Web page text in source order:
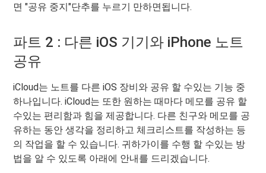
면 "공유 중지"단추를 누르기 만하면됩니다.
파트 2 : 다른 iOS 기기와 iPhone 노트
공유
iCloud는 노트를 다른 iOS 장비와 공유 할 수있는 기능 중
하나입니다. iCloud는 또한 원하는 때마다 메모를 공유 할
수있는 편리함과 힘을 제공합니다. 다른 친구와 메모를 공
유하는 동안 생각을 정리하고 체크리스트를 작성하는 등
의 작업을 할 수 있습니다. 귀하가이를 수행 할 수있는 방
법을 알 수 있도록 아래에 안내를 드리겠습니다.